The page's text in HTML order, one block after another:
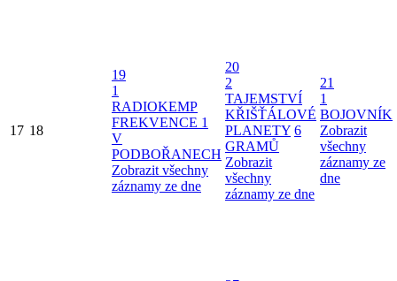
17 18
19
1
RADIOKEMP
FREKVENCE 1
V
PODBOŘANECH
Zobrazit všechny
záznamy ze dne
20
2
TAJEMSTVÍ
KŘIŠŤÁLOVÉ
PLANETY 6
GRAMŮ
Zobrazit
všechny
záznamy ze dne
21
1
BOJOVNÍK
Zobrazit
všechny
záznamy ze
dne